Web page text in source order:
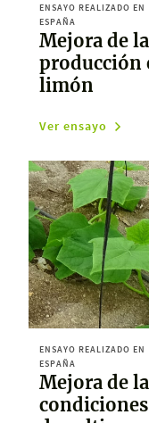
ENSAYO REALIZADO EN
ESPAÑA
Mejora de la
producción
limón
Ver ensayo
ENSAYO REALIZADO EN
ESPAÑA
Mejora de
condiciones